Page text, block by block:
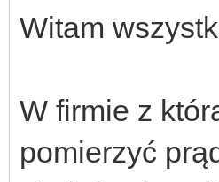
Witam
W firmie z
pomierzyć